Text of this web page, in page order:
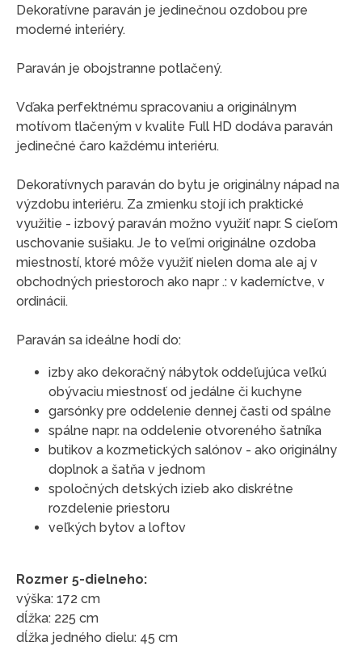
Dekoratívne paraván je jedinečnou ozdobou pre
moderné interiéry.
Paraván je obojstranne potlačený.
Vďaka perfektnému spracovaniu a originálnym
motívom tlačeným v kvalite Full HD dodáva paraván
jedinečné čaro každému interiéru.
Dekoratívnych paraván do bytu je originálny nápad na
výzdobu interiéru. Za zmienku stojí ich praktické
využitie - izbový paraván možno využiť napr. S cieľom
uschovanie sušiaku. Je to veľmi originálne ozdoba
miestností, ktoré môže využiť nielen doma ale aj v
obchodných priestoroch ako napr .: v kaderníctve, v
ordinácii.
Paraván sa ideálne hodí do:
izby ako dekoračný nábytok oddeľujúca veľkú
obývaciu miestnosť od jedálne či kuchyne
garsónky pre oddelenie dennej časti od spálne
spálne napr. na oddelenie otvoreného šatníka
butikov a kozmetických salónov - ako originálny
doplnok a šatňa v jednom
spoločných detských izieb ako diskrétne
rozdelenie priestoru
veľkých bytov a loftov
Rozmer 5-dielneho:
výška: 172 cm
dĺžka: 225 cm
dĺžka jedného dielu: 45 cm